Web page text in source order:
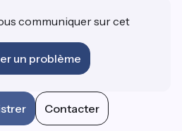
communiquer sur cet
un problème
Contacter